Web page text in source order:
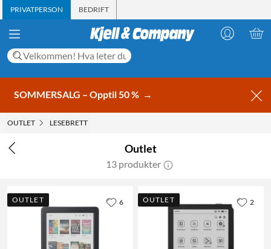
PRIVATPERSON BEDRIFT
SOMMERSALG – Opptil 50 % →
OUTLET LESEBRETT
Outlet
13 produkter
OUTLET 6 OUTLET 2